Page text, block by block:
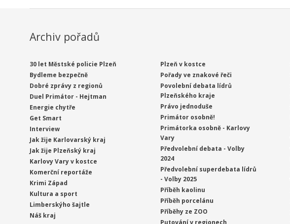
Archiv pořadů
30 let Městské policie Plzeň
Bydleme bezpečně
Dobré zprávy z regionů
Duel Primátor - Hejtman
Energie chytře
Get Smart
Interview
Jak žije Karlovarský kraj
Jak žije Plzeňský kraj
Karlovy Vary v kostce
Komerční reportáže
Krimi Západ
Kultura a sport
Limberskýho šajtle
Náš kraj
Plzeň v kostce
Pořady ve znakové řeči
Povolební debata lídrů
Plzeňského kraje
Právo jednoduše
Primátor osobně!
Primátorka osobně - Karlovy
Vary
Předvolební debata - Volby
2024
Předvolební superdebata lídrů
- Volby 2025
Příběh kaolinu
Příběh porcelánu
Příběhy ze ZOO